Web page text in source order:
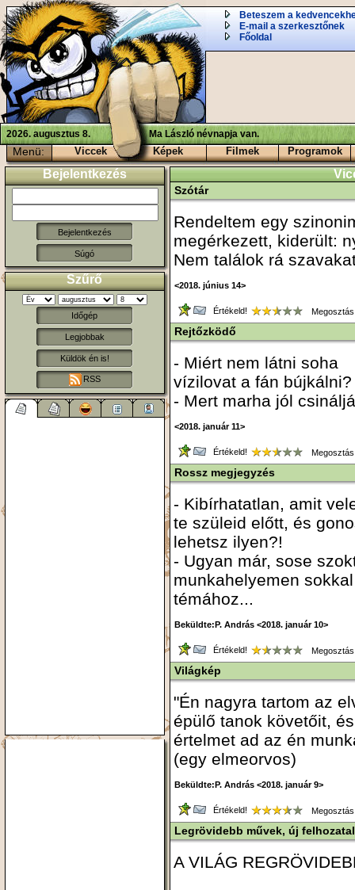
Beteszem a
E-mail a szerkesztőnek
Főoldal
2026. augusztus 8. Ma László névnapja van.
Menü: Viccek Képek Filmek Programok
Bejelentkezés
Súgó
Szűrő
Időgép
Legjobbak
Küldök én is!
RSS
Szótár
Rendeltem egy
megérkezett, kiderült:
Nem találok rá
<2018. június 14>
Értékeld!
Rejtőzködő
- Miért nem látni soha
vízilovat a fán bújkálni?
- Mert marha jól
<2018. január 11>
Értékeld!
Rossz megjegyzés
- Kibírhatatlan, amit
te szüleid előtt, és
lehetsz ilyen?!
- Ugyan már, sose
munkahelyemen
témához...
Beküldte:P. András <2018. január 10>
Értékeld!
Világkép
"Én nagyra tartom az
épülő tanok követőit,
értelmet ad az én
(egy elmeorvos)
Beküldte:P. András <2018. január 9>
Értékeld!
Legrövidebb művek, új
A VILÁG